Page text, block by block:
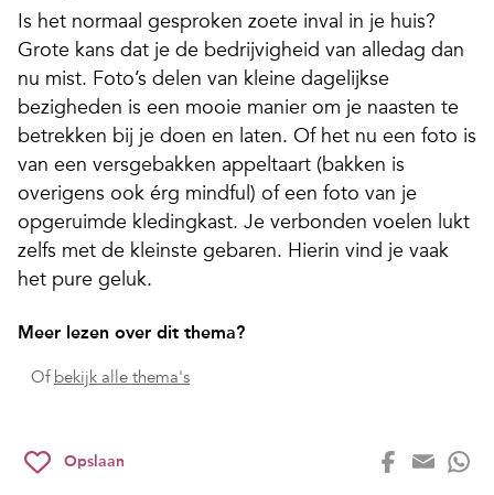
Is het normaal gesproken zoete inval in je huis?
Grote kans dat je de bedrijvigheid van alledag dan
nu mist. Foto’s delen van kleine dagelijkse
bezigheden is een mooie manier om je naasten te
betrekken bij je doen en laten. Of het nu een foto is
van een versgebakken appeltaart (bakken is
overigens ook érg mindful) of een foto van je
opgeruimde kledingkast. Je verbonden voelen lukt
zelfs met de kleinste gebaren. Hierin vind je vaak
het pure geluk.
Meer lezen over dit thema?
Of bekijk alle thema's
Opslaan